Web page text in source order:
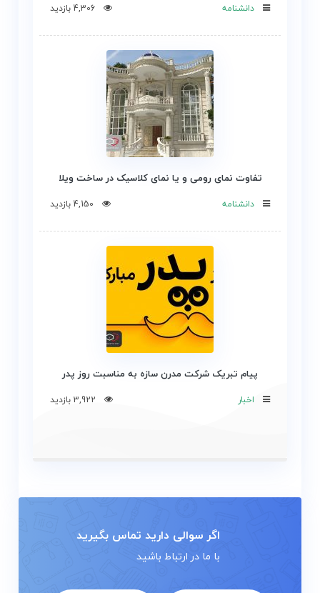
دانشنامه 4,306 بازدید
تفاوت نمای رومی و یا نمای کلاسیک در ساخت ویلا
دانشنامه 4,150 بازدید
پیام تبریک شرکت مدرن سازه به مناسبت روز پدر
اخبار 3,922 بازدید
اگر سوالی دارید تماس بگیرید
با ما در ارتباط باشید